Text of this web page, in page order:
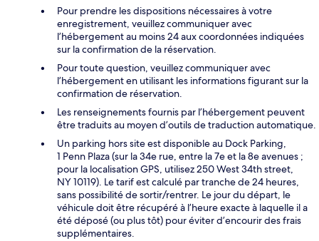
Pour prendre les dispositions nécessaires à votre
enregistrement, veuillez communiquer avec
l’hébergement au moins 24 aux coordonnées indiquées
sur la confirmation de la réservation.
Pour toute question, veuillez communiquer avec
l’hébergement en utilisant les informations figurant sur la
confirmation de réservation.
Les renseignements fournis par l’hébergement peuvent
être traduits au moyen d’outils de traduction automatique.
Un parking hors site est disponible au Dock Parking,
1 Penn Plaza (sur la 34e rue, entre la 7e et la 8e avenues ;
pour la localisation GPS, utilisez 250 West 34th street,
NY 10119). Le tarif est calculé par tranche de 24 heures,
sans possibilité de sortir/rentrer. Le jour du départ, le
véhicule doit être récupéré à l’heure exacte à laquelle il a
été déposé (ou plus tôt) pour éviter d’encourir des frais
supplémentaires.